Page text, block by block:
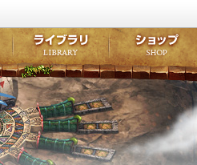
テイルズウィーバー
コミュニティ
コミュニティポイントライブラリ
LINEスタンプ